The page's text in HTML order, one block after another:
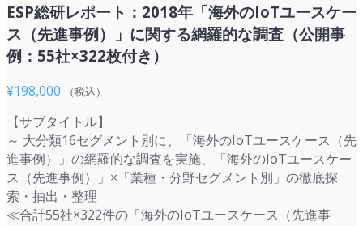
ESP総研レポート：2018年「海外のIoTユースケー
ス（先進事例）」に関する網羅的な調査（公開事
例：55社×322枚付き）
¥198,000 （税込）
【サブタイトル】
～ 大分類16セグメント別に、「海外のIoTユースケース（先
進事例）」の網羅的な調査を実施、「海外のIoTユースケー
ス（先進事例）」×「業種・分野セグメント別」の徹底探
索・抽出・整理
≪合計55社×322件の「海外のIoTユースケース（先進事